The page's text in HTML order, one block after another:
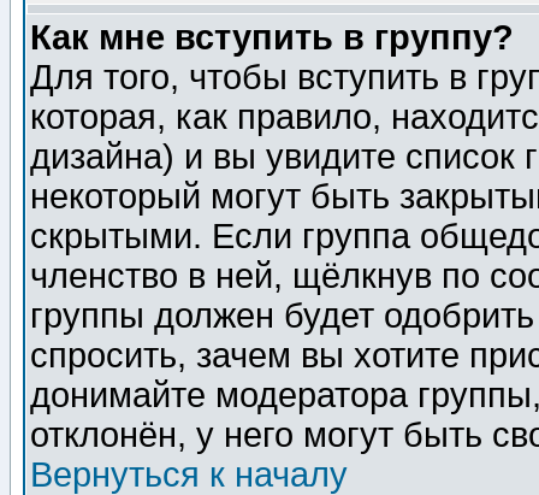
Как мне вступить в группу?
Для того, чтобы вступить в
которая, как правило,
дизайна) и вы увидите список
некоторый могут быть
скрытыми. Если группа
членство в ней, щёлкнув по
группы должен будет
спросить, зачем вы хотите
донимайте модератора
отклонён, у него могут быть
Вернуться к началу